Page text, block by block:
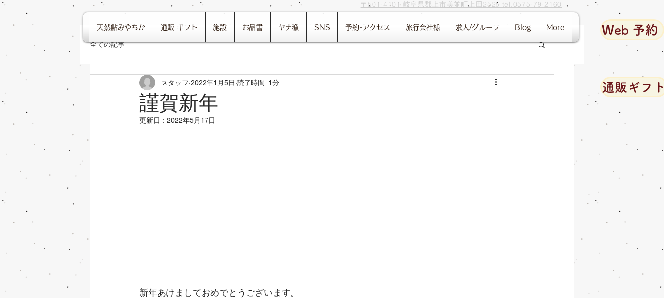
天然鮎みやちか 通販 ギフト 施設 お品書 ヤナ漁 SNS 予約･アクセス 旅行会社様 求人/グループ Blog More
通販ギフ
Web 予約
〒501-4101 岐阜県郡上市美並町上田2525 tel.0575-79-2160
全ての記事
謹賀新年
スタッフ 2022年1月5日 読了時間: 1分
更新日： 2022年5月17日
新年あけましておめでとうございます。